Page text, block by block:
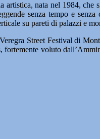
nata nel 1984,
senza tempo e
su pareti di palazzi e
Street Festival di
fortemente voluto